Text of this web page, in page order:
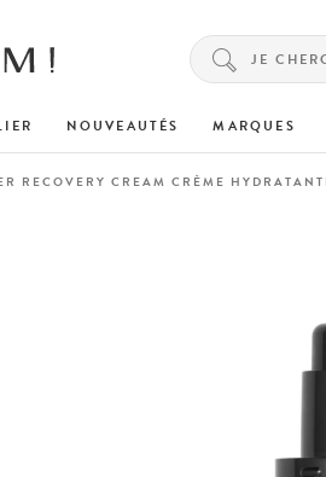
NOUVEAUTÉS MARQUES
RECOVERY CREAM CRÈME